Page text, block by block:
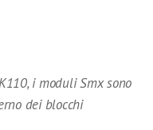
i moduli Smx sono
dei blocchi